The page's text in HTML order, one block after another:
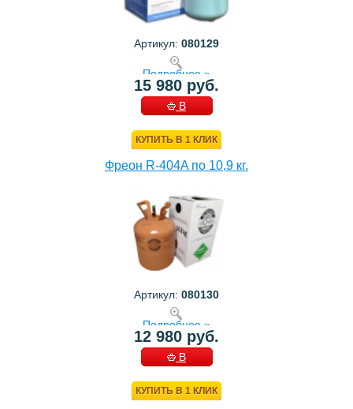
Артикул: 080129
Подробнее »
15 980 руб.
В
КУПИТЬ В 1 КЛИК
Фреон R-404A по 10,9 кг.
Артикул: 080130
Подробнее »
12 980 руб.
В
КУПИТЬ В 1 КЛИК